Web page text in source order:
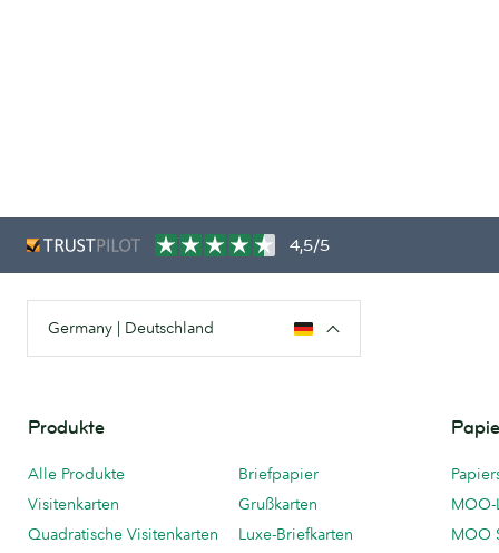
4,5/5
Germany | Deutschland
Produkte
Alle Produkte
Visitenkarten
Quadratische Visitenkarten
Briefpapier
Grußkarten
Luxe-Briefkarten
MOO-
MOO